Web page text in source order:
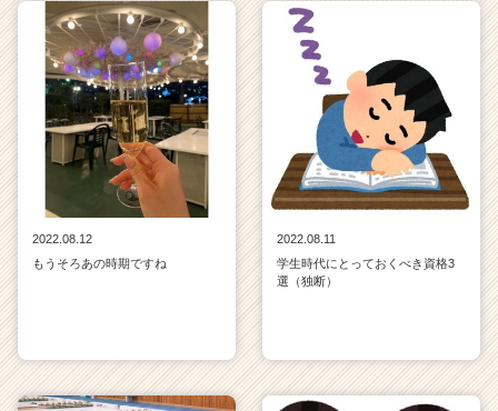
2022.08.12
もうそろあの時期ですね
2022.08.11
学生時代にとっておくべき資格3
選（独断）